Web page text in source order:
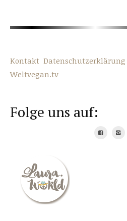
Kontakt Datenschutzerklärung
Weltvegan.tv
Folge uns auf: